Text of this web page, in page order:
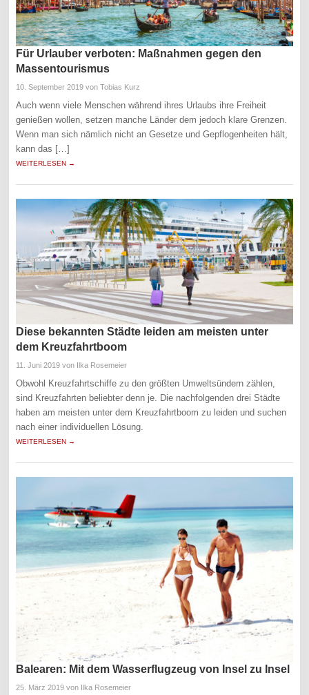
Für Urlauber verboten: Maßnahmen gegen den
Massentourismus
10. September 2019 von Tobias Kurz
Auch wenn viele Menschen während ihres Urlaubs ihre Freiheit
genießen wollen, setzen manche Länder dem jedoch klare Grenzen.
Wenn man sich nämlich nicht an Gesetze und Gepflogenheiten hält,
kann das […]
WEITERLESEN →
Diese bekannten Städte leiden am meisten unter
dem Kreuzfahrtboom
11. Juni 2019 von Ilka Rosemeier
Obwohl Kreuzfahrtschiffe zu den größten Umweltsündern zählen,
sind Kreuzfahrten beliebter denn je. Die nachfolgenden drei Städte
haben am meisten unter dem Kreuzfahrtboom zu leiden und suchen
nach einer individuellen Lösung.
WEITERLESEN →
Balearen: Mit dem Wasserflugzeug von Insel zu Insel
25. März 2019 von Ilka Rosemeier